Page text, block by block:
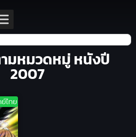
มหมวดหมู่ หนังปี
2007
ไทย